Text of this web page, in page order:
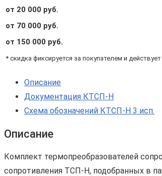
от 20 000 руб.
от 70 000 руб.
от 150 000 руб.
* скидка фиксируется за покупателем и
Описание
Документация КТСП-Н
Схема обозначений КТСП-Н 3 исп.
Описание
Комплект термопреобразователей
сопротивления ТСП-Н, подобранных в